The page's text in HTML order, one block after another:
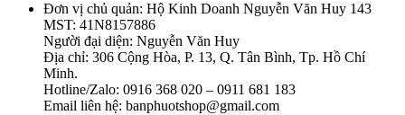
Đơn vị chủ quản: Hộ Kinh Doanh Nguyễn Văn Huy 143
MST: 41N8157886
Người đại diện: Nguyễn Văn Huy
Địa chỉ: 306 Cộng Hòa, P. 13, Q. Tân Bình, Tp. Hồ Chí
Minh.
Hotline/Zalo: 0916 368 020 – 0911 681 183
Email liên hệ: banphuotshop@gmail.com